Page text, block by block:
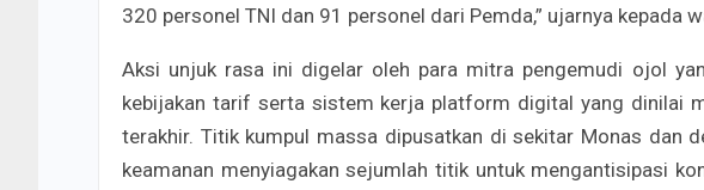
320 personel TNI dan 91 personel dari Pemda,” ujarnya kepada
Aksi unjuk rasa ini digelar oleh para mitra pengemudi ojol
kebijakan tarif serta sistem kerja platform digital yang dinilai
terakhir. Titik kumpul massa dipusatkan di sekitar Monas dan
keamanan menyiagakan sejumlah titik untuk mengantisipasi